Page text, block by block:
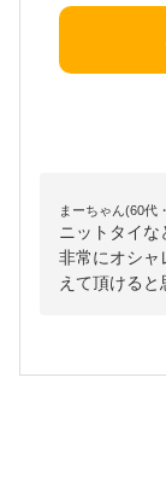
まーちゃん(60代
ニットタイな
非常にオシャ
えて頂けると